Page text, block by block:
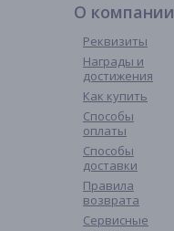
О компании
Реквизиты
Награды и
достижения
Как купить
Способы
оплаты
Способы
доставки
Правила
возврата
Сервисные